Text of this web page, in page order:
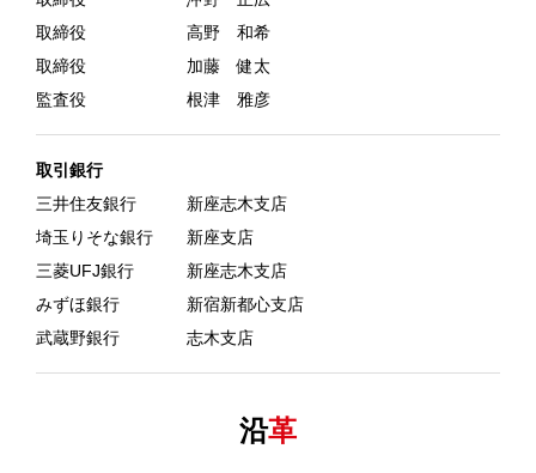
取締役
高野 和希
取締役
加藤 健太
監査役
根津 雅彦
取引銀行
三井住友銀行
新座志木支店
埼玉りそな銀行
新座支店
三菱UFJ銀行
新座志木支店
みずほ銀行
新宿新都心支店
武蔵野銀行
志木支店
沿革